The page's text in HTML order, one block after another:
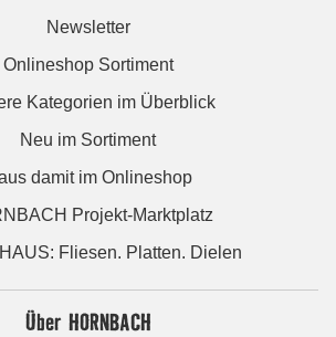
Newsletter
Onlineshop Sortiment
Kategorien im Überblick
Neu im Sortiment
damit im Onlineshop
Projekt-Marktplatz
Fliesen. Platten. Dielen
Über HORNBACH